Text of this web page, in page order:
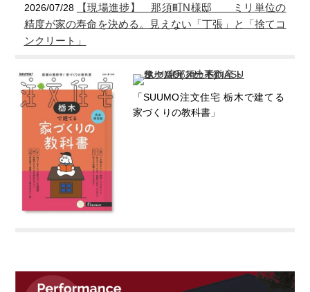
2026/07/28
【現場進捗】 那須町N様邸 ミリ単位の
精度が家の寿命を決める。見えない「丁張」と「捨てコ
ンクリート」
「SUUMO注文住宅 栃木で建てる
家づくりの教科書」